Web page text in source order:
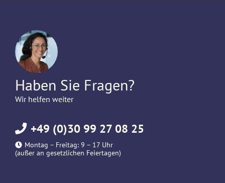
Haben Sie Fragen?
Wir helfen weiter
+49 (0)30 99 27 08 25
Montag – Freitag: 9 – 17 Uhr
(außer an gesetzlichen Feiertagen)